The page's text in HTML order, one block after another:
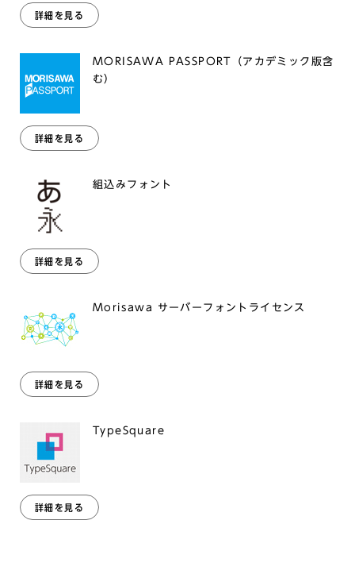
詳細を見る
MORISAWA PASSPORT（アカデミック版含
む）
詳細を見る
組込みフォント
詳細を見る
Morisawa サーバーフォントライセンス
詳細を見る
TypeSquare
詳細を見る